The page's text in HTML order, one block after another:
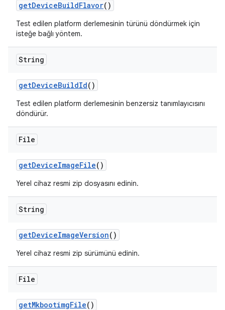
getDeviceBuildFlavor()
Test edilen platform derlemesinin türünü döndürmek için
isteğe bağlı yöntem.
String
getDeviceBuildId()
Test edilen platform derlemesinin benzersiz tanımlayıcısını
döndürür.
File
getDeviceImageFile()
Yerel cihaz resmi zip dosyasını edinin.
String
getDeviceImageVersion()
Yerel cihaz resmi zip sürümünü edinin.
File
getMkbootimgFile()